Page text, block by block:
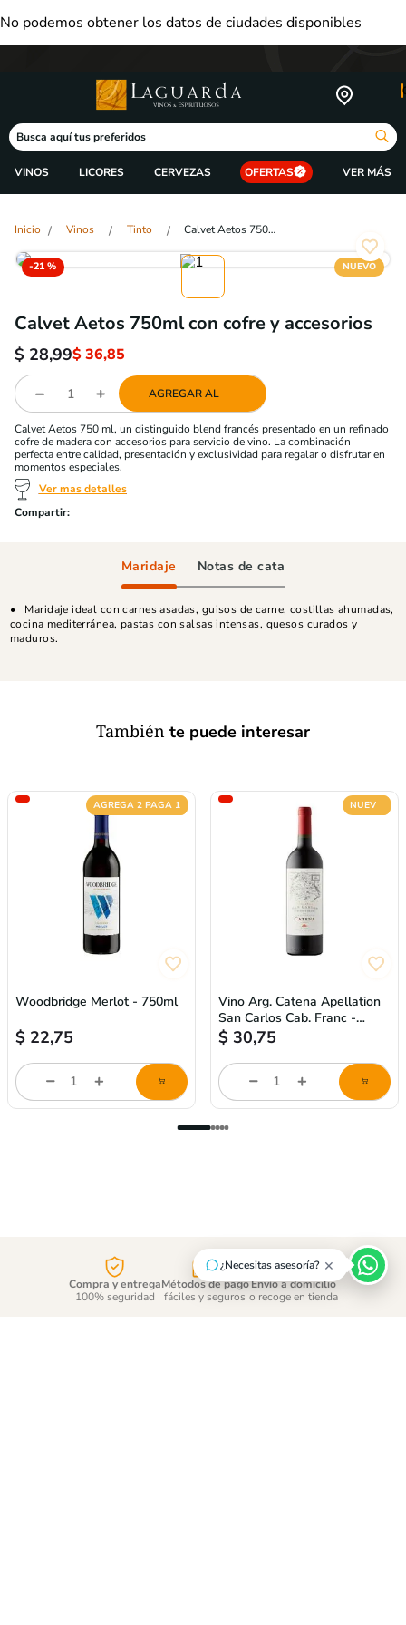
No podemos obtener los datos de ciudades disponibles
Busca aquí tus preferidos
VINOS LICORES CERVEZAS OFERTAS
¿Necesitas asesoría? ×
Vinos Tinto Calvet Aetos 750ml Con Cofre Y Accesorios
-21 % NUEVO
Calvet Aetos 750ml con cofre y accesorios
$36,85
$ 28,99
AGREGAR AL
Calvet Aetos 750 ml, un distinguido blend francés presentado en un refinado
cofre de madera con accesorios para servicio de vino. La combinación
perfecta entre calidad, presentación y exclusividad para regalar o disfrutar en
momentos especiales.
Ver mas detalles
Maridaje Notas de cata
Maridaje ideal con carnes asadas, guisos de carne, costillas ahumadas,
cocina mediterránea, pastas con salsas intensas, quesos curados y
maduros.
También te puede interesar
AGREGA 2 PAGA 1
Woodbridge Merlot - 750ml
$ 22,75
store/product-
list.quantityStepper.label
NUEVO
Vino Arg. Catena Apellation
San Carlos Cab. Franc -
750ml
$ 30,75
store/product-
Compra y entrega
100% seguridad
Métodos de pago
fáciles y seguros
Envío a domicilio
o recoge en tienda